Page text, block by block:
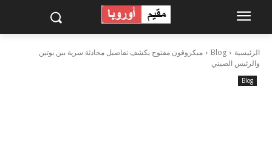
الرئيسية Blog
ميكروفون مفتوح يكشف تفاصيل محادثة سرية بين بوتين
والرئيس الصيني
Blog